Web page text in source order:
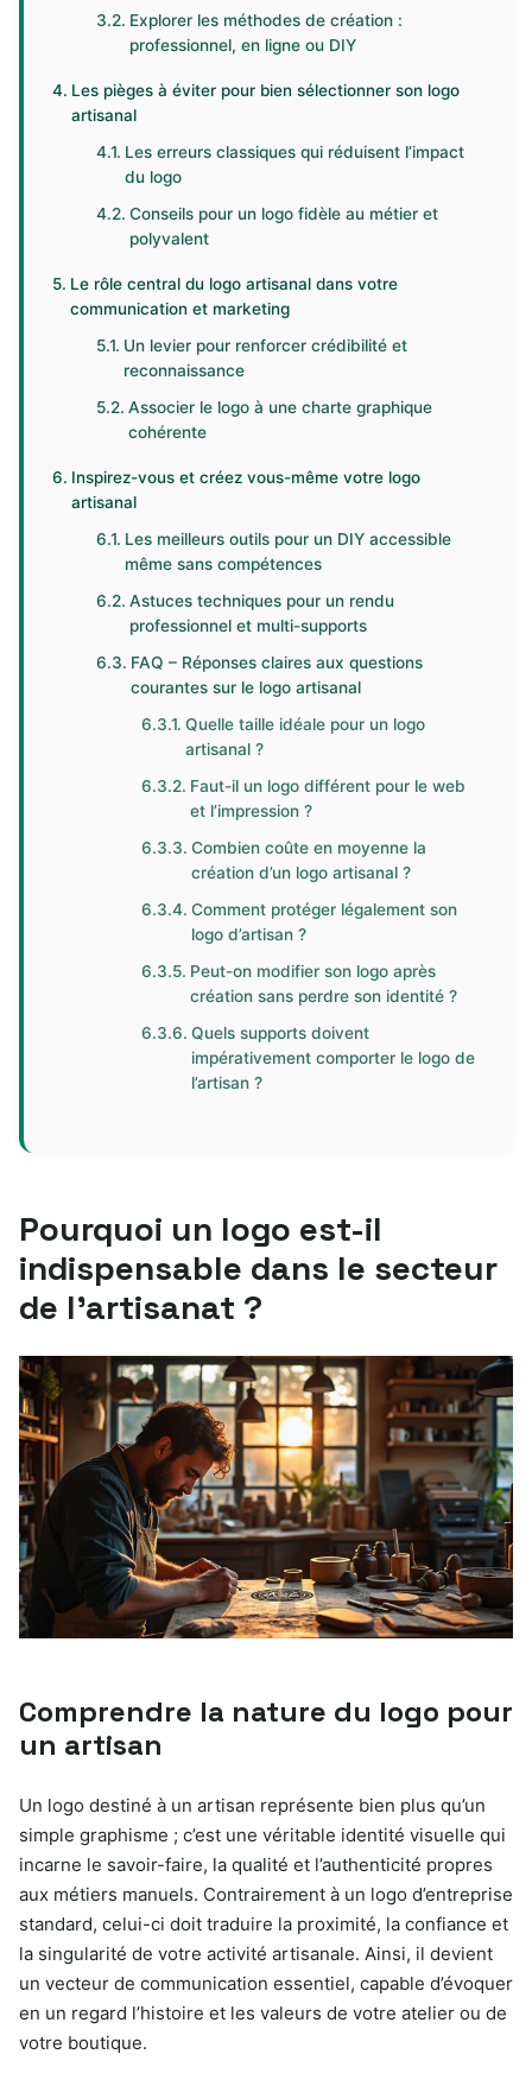
Explorer les méthodes de création :
professionnel, en ligne ou DIY
Les pièges à éviter pour bien sélectionner son logo
artisanal
Les erreurs classiques qui réduisent l’impact
du logo
Conseils pour un logo fidèle au métier et
polyvalent
Le rôle central du logo artisanal dans votre
communication et marketing
Un levier pour renforcer crédibilité et
reconnaissance
Associer le logo à une charte graphique
cohérente
Inspirez-vous et créez vous-même votre logo
artisanal
Les meilleurs outils pour un DIY accessible
même sans compétences
Astuces techniques pour un rendu
professionnel et multi-supports
FAQ – Réponses claires aux questions
courantes sur le logo artisanal
Quelle taille idéale pour un logo
artisanal ?
Faut-il un logo différent pour le web
et l’impression ?
Combien coûte en moyenne la
création d’un logo artisanal ?
Comment protéger légalement son
logo d’artisan ?
Peut-on modifier son logo après
création sans perdre son identité ?
Quels supports doivent
impérativement comporter le logo de
l’artisan ?
Pourquoi un logo est-il
indispensable dans le secteur
de l’artisanat ?
Comprendre la nature du logo pour
un artisan
Un logo destiné à un artisan représente bien plus qu’un
simple graphisme ; c’est une véritable identité visuelle qui
incarne le savoir-faire, la qualité et l’authenticité propres
aux métiers manuels. Contrairement à un logo d’entreprise
standard, celui-ci doit traduire la proximité, la confiance et
la singularité de votre activité artisanale. Ainsi, il devient
un vecteur de communication essentiel, capable d’évoquer
en un regard l’histoire et les valeurs de votre atelier ou de
votre boutique.